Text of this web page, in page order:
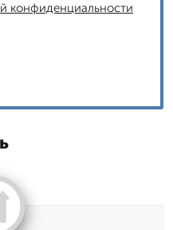
конфиденциальности